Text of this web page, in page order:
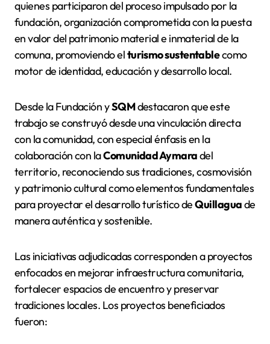
quienes participaron del proceso impulsado por la
fundación, organización comprometida con la puesta
en valor del patrimonio material e inmaterial de la
comuna, promoviendo elturismo sustentablecomo
motor de identidad, educación y desarrollo local.
Desde la Fundación ySQMdestacaron que este
trabajo se construyó desde una vinculación directa
con la comunidad, con especial énfasis en la
colaboración con laComunidad Aymaradel
territorio, reconociendo sus tradiciones, cosmovisión
y patrimonio cultural como elementos fundamentales
para proyectar el desarrollo turístico deQuillaguade
manera auténtica y sostenible.
Las iniciativas adjudicadas corresponden a proyectos
enfocados en mejorar infraestructura comunitaria,
fortalecer espacios de encuentro y preservar
tradiciones locales. Los proyectos beneficiados
fueron: